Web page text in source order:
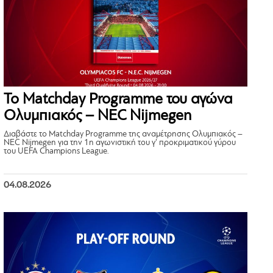
Το Matchday Programme του αγώνα
Ολυμπιακός – NEC Nijmegen
Διαβάστε το Matchday Programme της αναμέτρησης Ολυμπιακός –
NEC Nijmegen για την 1η αγωνιστική του γ’ προκριματικού γύρου
του UEFA Champions League.
04.08.2026